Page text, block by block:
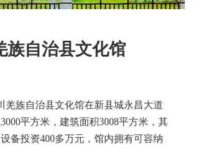
族自治县文化馆
羌族自治县文化馆在新县城永昌大道
平方米，建筑面积3008平方米，其
备投资400多万元，馆内拥有可容纳